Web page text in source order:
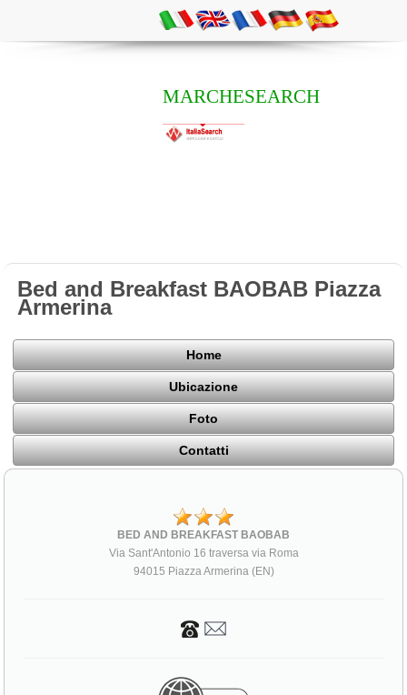
MARCHESEARCH
Bed and Breakfast BAOBAB Piazza
Armerina
Home
Ubicazione
Foto
Contatti
BED AND BREAKFAST BAOBAB
Via Sant'Antonio 16 traversa via Roma
94015 Piazza Armerina (EN)